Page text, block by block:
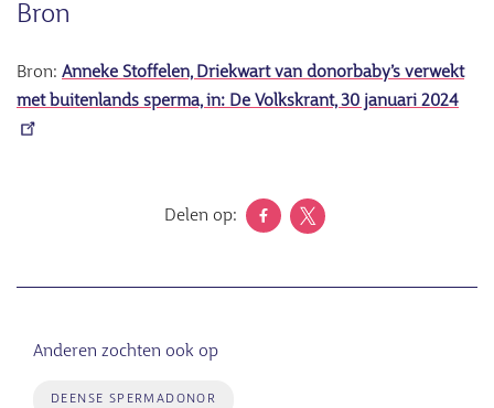
Bron
Bron: Anneke Stoffelen, Driekwart van donorbaby’s verwekt
met buitenlands sperma, in: De Volkskrant, 30 januari 2024
Delen op:
Anderen zochten ook op
DEENSE SPERMADONOR